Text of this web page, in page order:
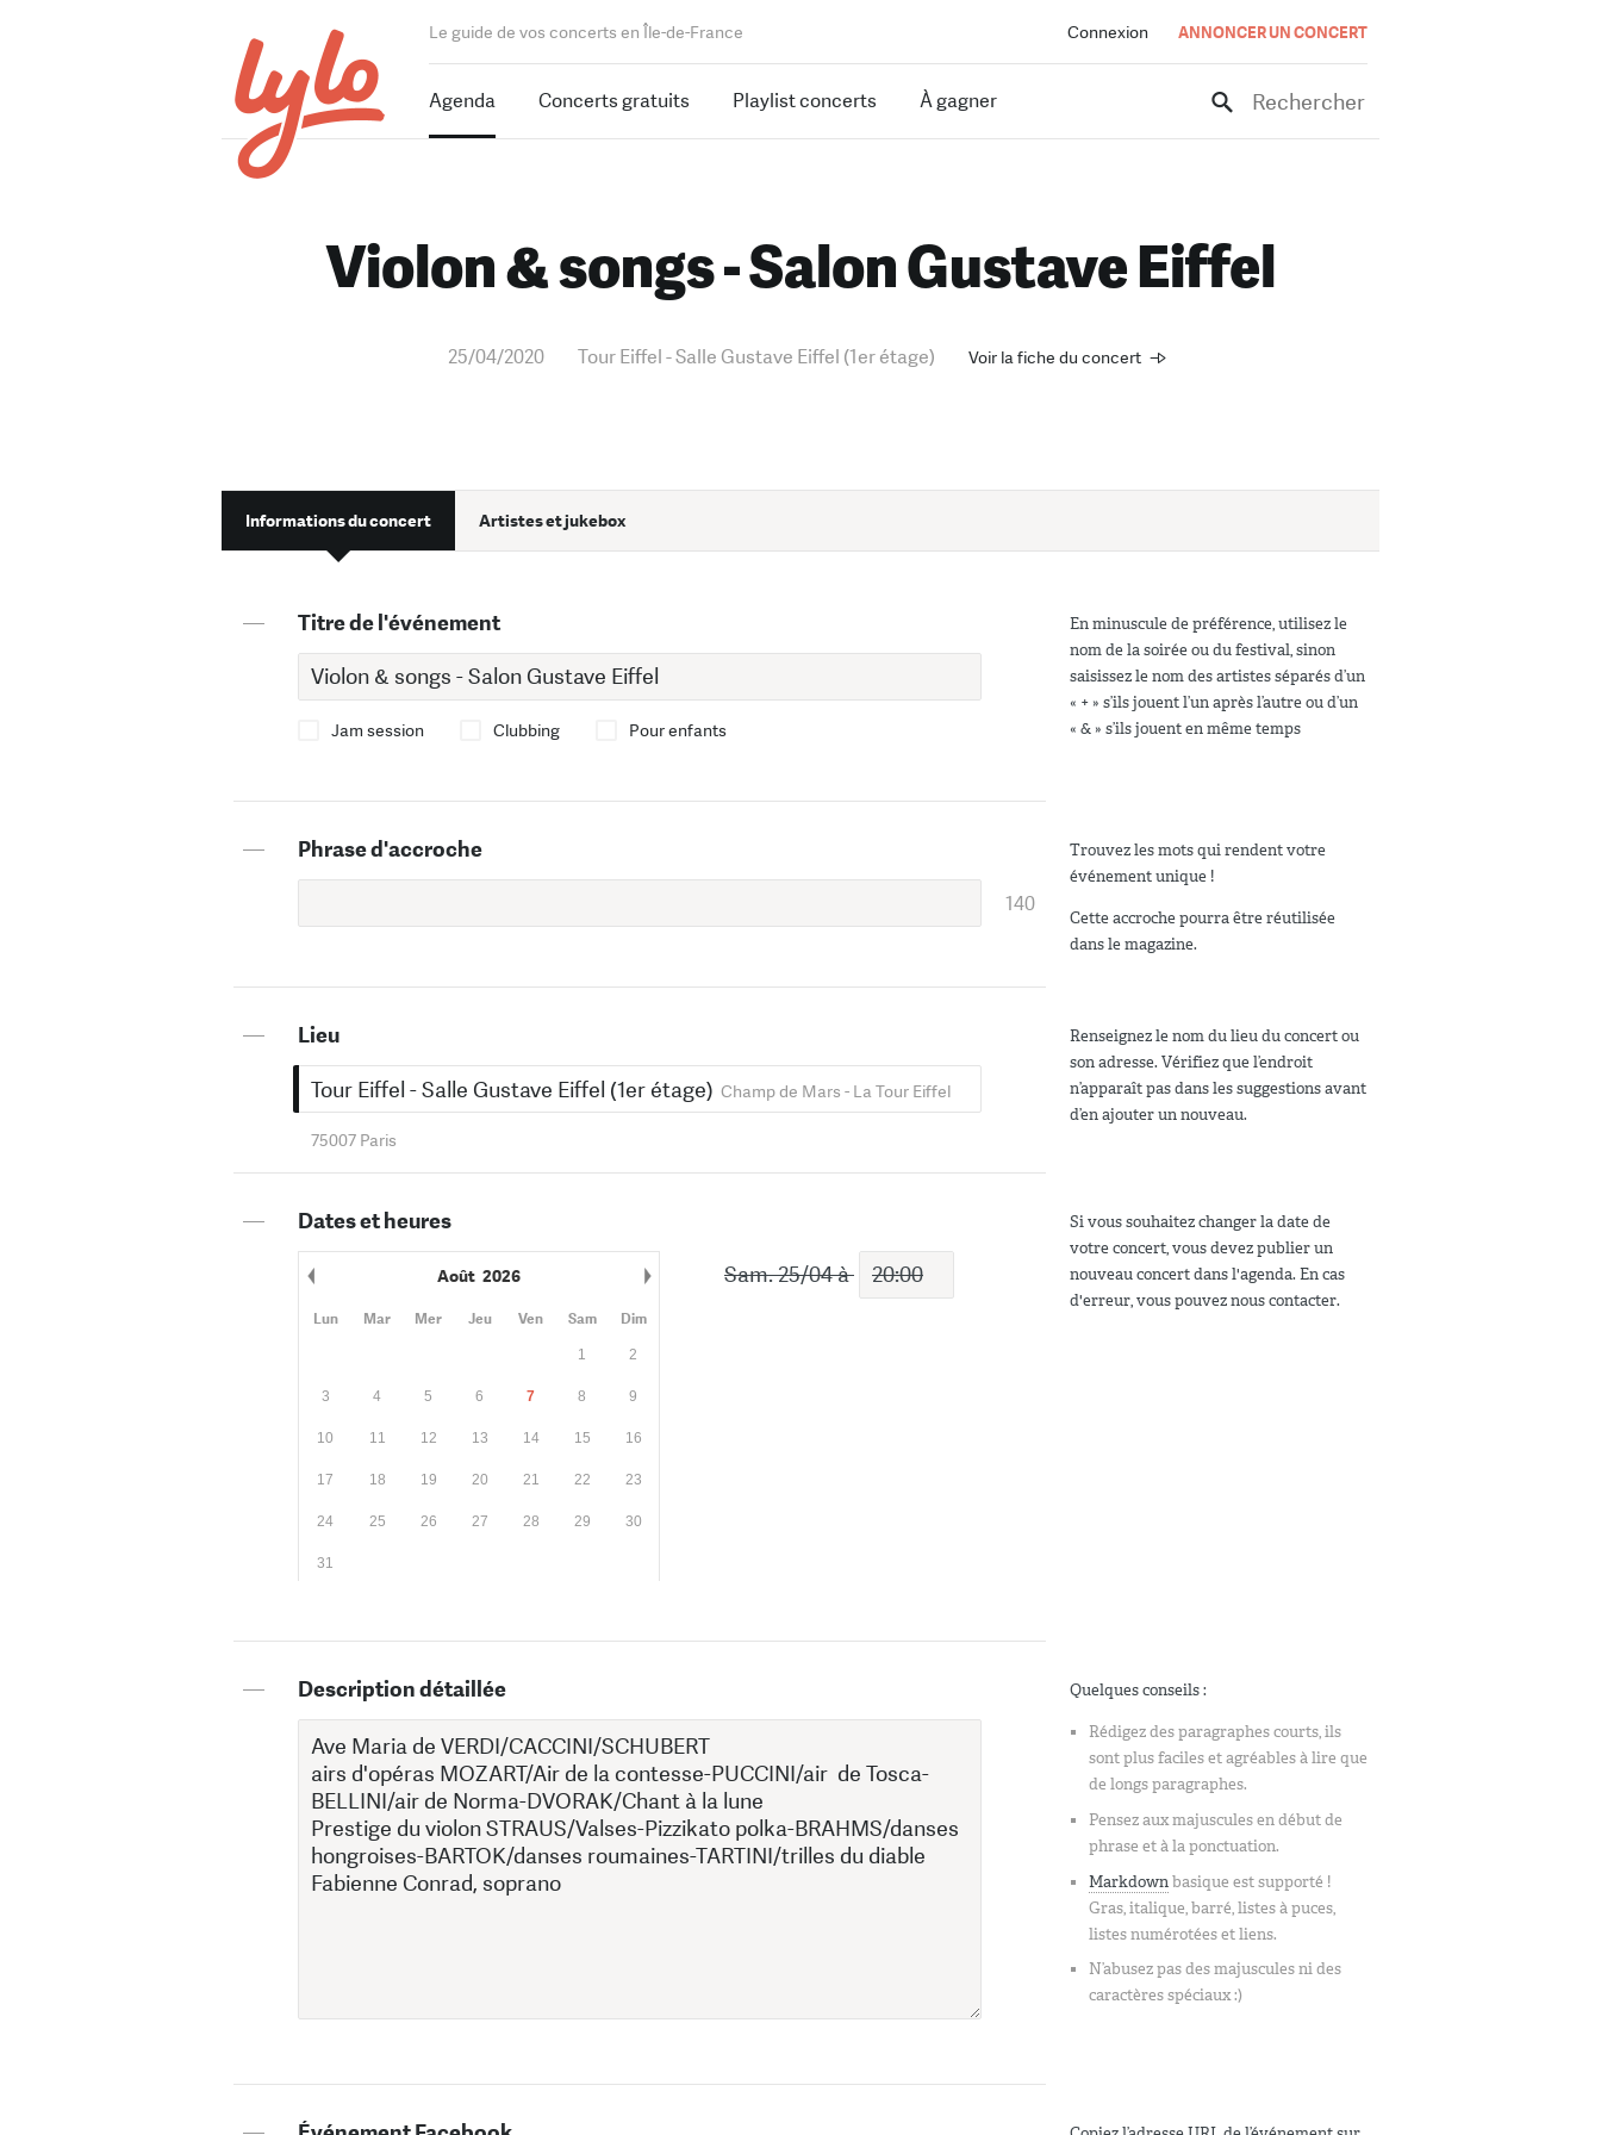
Connexion ANNONCER UN CONCERT
Le guide de vos concerts en Île-de-France
Agenda Concerts gratuits Playlist concerts À gagner Rechercher
Violon & songs - Salon Gustave Eiffel
25/04/2020 Tour Eiffel - Salle Gustave Eiffel (1er étage) Voir la fiche du concert
Informations du concert Artistes et jukebox
— Titre de l'événement
Jam session Clubbing Pour enfants
En minuscule de préférence, utilisez le
nom de la soirée ou du festival, sinon
saisissez le nom des artistes séparés d’un
« + » s’ils jouent l’un après l’autre ou d’un
« & » s’ils jouent en même temps
— Phrase d'accroche
140
Trouvez les mots qui rendent votre
événement unique !
Cette accroche pourra être réutilisée
dans le magazine.
—
Lieu
Tour Eiffel - Salle Gustave Eiffel (1er étage) Champ de Mars - La Tour Eiffel
75007 Paris
Renseignez le nom du lieu du concert ou
son adresse. Vérifiez que l’endroit
n’apparaît pas dans les suggestions avant
d’en ajouter un nouveau.
— Dates et heures
Août 2026 Mois suivant
Lun Mar Mer Jeu Ven Sam Dim
1 2
3 4 5 6 7 8 9
10 11 12 13 14 15 16
17 18 19 20 21 22 23
24 25 26 27 28 29 30
31
Sam. 25/04à
Si vous souhaitez changer la date de
votre concert, vous devez publier un
nouveau concert dans l'agenda. En cas
d'erreur, vous pouvez nous contacter.
— Description détaillée Quelques conseils :
Rédigez des paragraphes courts, ils
sont plus faciles et agréables à lire que
de longs paragraphes.
Pensez aux majuscules en début de
phrase et à la ponctuation.
Markdownbasique est supporté !
Gras, italique, barré, listes à puces,
listes numérotées et liens.
N’abusez pas des majuscules ni des
caractères spéciaux :)